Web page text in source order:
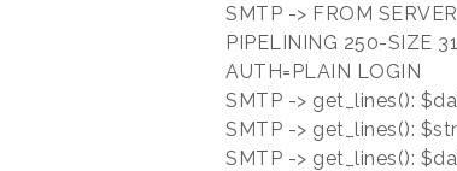
SMTP -> FROM
PIPELINING 250-SIZE
AUTH=PLAIN LOGIN
SMTP -> get_lines():
SMTP -> get_lines():
SMTP -> get_lines():